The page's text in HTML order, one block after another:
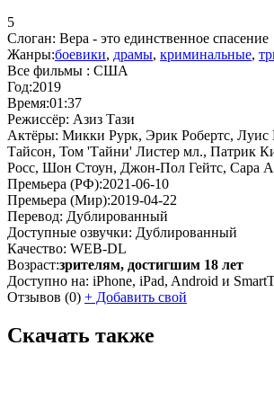
5
Слоган: Вера - это единственное спасение
Жанры:боевики, драмы, криминальные,
Все фильмы : США
Год:2019
Время:01:37
Режиссёр: Азиз Тази
Актёры: Микки Рурк, Эрик Робертс, Луис
Тайсон, Том 'Тайни' Листер мл., Патрик
Росс, Шон Стоун, Джон-Пол Гейтс, Сара
Премьера (РФ):2021-06-10
Премьера (Мир):2019-04-22
Перевод: Дублированный
Доступные озвучки: Дублированный
Качество: WEB-DL
Возраст:зрителям, достигшим 18 лет
Доступно на: iPhone, iPad, Android и
Отзывов (0) + Добавить свой
Скачать также